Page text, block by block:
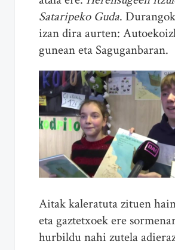
Sataripeko Guda.
izan dira aurten:
gunean eta Saguganbaran.
Aitak kaleratuta zituen
eta gaztetxoek ere
hurbildu nahi zutela